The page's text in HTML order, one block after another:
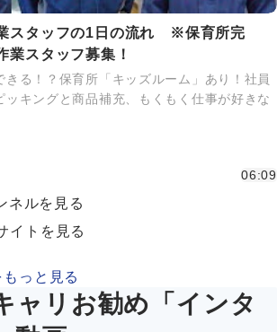
スタッフの1日の流れ ※保育所完
スタッフ募集！
きる！？保育所「キッズルーム」あり！社員
ッキングと商品補充、もくもく仕事が好きな
06:09
ネルを見る
イトを見る
もっと見る
ャリお勧め「インタ